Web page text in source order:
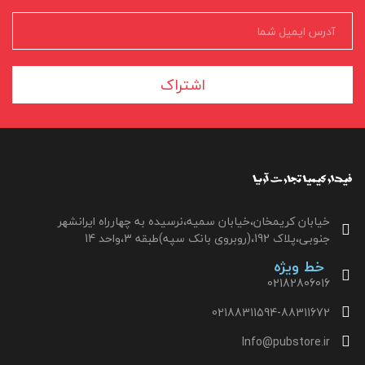
اشتراک
خیابان کریمخان،خیابان سمیه،نرسیده به چهارراه ایرانشهر
جنوبی،پلاک 192،(روبروی بانک سپه)طبقه 3،واحد 14
خط ویژه
02182806016
02188311594-88311672
Info@pubstore.ir